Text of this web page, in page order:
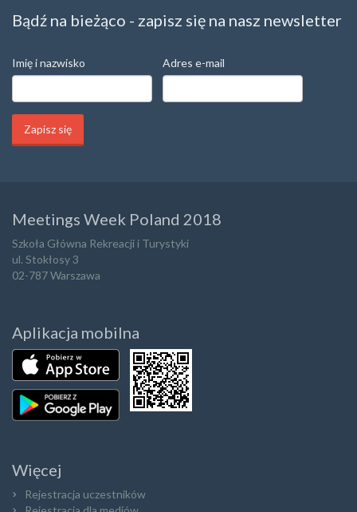
Bądź na bieżąco - zapisz się na nasz newsletter
Imię i nazwisko Adres e-mail
Meetings Week Poland 2018
Szkoła Główna Rekreacji i Turystyki
ul. Stokłosy 3
02-787 Warszawa
Aplikacja mobilna
Więcej
Rejestracja uczestników